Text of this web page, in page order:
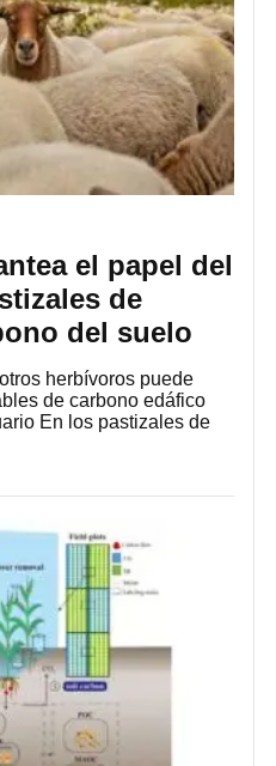
el papel del
de
del suelo
herbívoros puede
de carbono edáfico
En los pastizales de